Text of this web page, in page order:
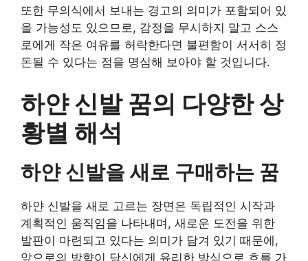
또한 무의식에서 보내는 경고의 의미가 포함되어 있
을 가능성도 있으므로, 감정을 무시하지 말고 스스
로에게 작은 여유를 허락한다면 불편함이 서서히 정
돈될 수 있다는 점을 명심해 보아야 할 것입니다.
하얀 신발 꿈의 다양한 상
황별 해석
하얀 신발을 새로 구매하는 꿈
하얀 신발을 새로 고르는 장면은 독립적인 시작과
계획적인 움직임을 나타내며, 새로운 도전을 위한
발판이 마련되고 있다는 의미가 담겨 있기 때문에,
앞으로의 방향이 당신에게 유리한 방식으로 흐를 가